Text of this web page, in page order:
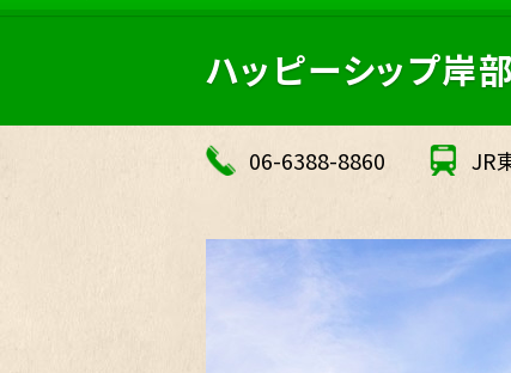
ハッピーシップ岸部
06-6388-8860 JR